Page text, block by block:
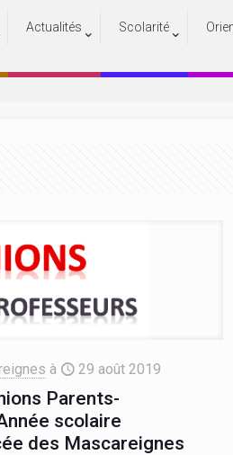
Actualités Scolarité
Actualités
à 29 août 2019
Parents-
scolaire
des Mascareignes